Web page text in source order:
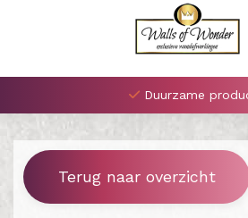
Duurzame
Terug naar overzicht